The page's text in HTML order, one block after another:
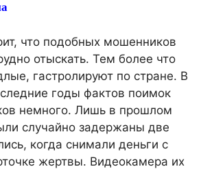
что подобных мошенников
отыскать. Тем более что
гастролируют по стране. В
годы фактов поимок
немного. Лишь в прошлом
случайно задержаны две
когда снимали деньги с
жертвы. Видеокамера их